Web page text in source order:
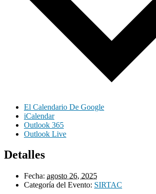
El Calendario De Google
iCalendar
Outlook 365
Outlook Live
Detalles
Fecha: agosto 26, 2025
Categoría del Evento: SIRTAC